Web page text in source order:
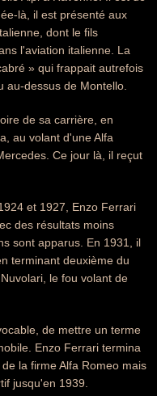
là, il est présenté aux
dont le fils
l'aviation italienne. La
» qui frappait autrefois
au-dessus de Montello.
de sa carrière, en
au volant d'une Alfa
Ce jour là, il reçut
et 1927, Enzo Ferrari
des résultats moins
sont apparus. En 1931, il
terminant deuxième du
le fou volant de
de mettre un terme
Enzo Ferrari termina
la firme Alfa Romeo mais
jusqu'en 1939.